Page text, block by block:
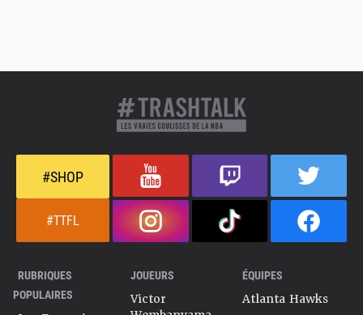
#SHOP
#TTFL
RUBRIQUES
POPULAIRES
JOUEURS
Victor
ÉQUIPES
Atlanta Hawks